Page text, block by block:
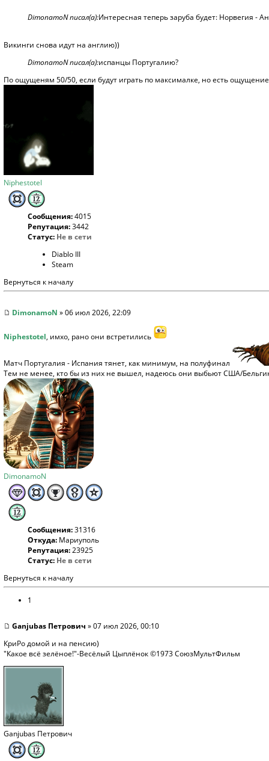
DimonamoN писал(а):Интересная теперь заруба будет: Норвегия -
Викинги снова идут на англию))
DimonamoN писал(а):испанцы Португалию?
По ощущеням 50/50, если будут играть по максималке, но есть
Niphestotel
Сообщения:4015
Репутация:3442
Статус: Не в сети
Diablo III
Steam
Вернуться к началу
DimonamoN » 06 июл 2026, 22:09
Niphestotel, имхо, рано они встретились
Матч Португалия - Испания тянет, как минимум, на полуфинал
Тем не менее, кто бы из них не вышел, надеюсь они выбьют США/
DimonamoN
Сообщения:31316
Откуда: Мариуполь
Репутация:23925
Статус: Не в сети
Вернуться к началу
1
Ganjubas Петрович » 07 июл 2026, 00:10
КриРо домой и на пенсию)
"Какое всё зелёное!"-Весёлый Цыплёнок ©1973 СоюзМультФильм
Ganjubas Петрович